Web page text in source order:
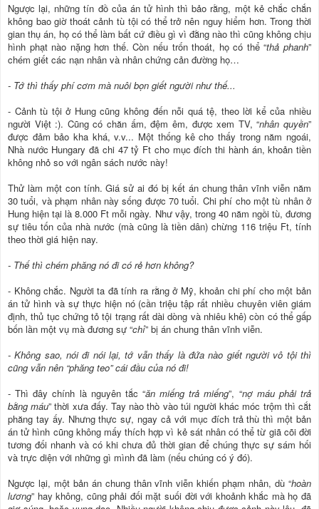
Ngược lại, những tín đồ của án tử hình thì bảo rằng, một kẻ chắc chắn
không bao giờ thoát cảnh tù tội có thể trở nên nguy hiểm hơn. Trong thời
gian thụ án, họ có thể làm bất cứ điều gì vì đằng nào thì cũng không chịu
hình phạt nào nặng hơn thế. Còn nếu trốn thoát, họ có thể “thả phanh”
chém giết các nạn nhân và nhân chứng cản đường họ…
- Tớ thì thấy phí cơm mà nuôi bọn giết người như thế...
- Cảnh tù tội ở Hung cũng không đến nỗi quá tệ, theo lời kể của nhiều
người Việt :). Cũng có chăn ấm, đệm êm, được xem TV, “nhân quyền”
được đảm bảo kha khá, v.v... Một thống kê cho thấy trong năm ngoái,
Nhà nước Hungary đã chi 47 tỷ Ft cho mục đích thi hành án, khoản tiền
không nhỏ so với ngân sách nước này!
Thử làm một con tính. Giá sử ai đó bị kết án chung thân vĩnh viễn năm
30 tuổi, và phạm nhân này sống được 70 tuổi. Chi phí cho một tù nhân ở
Hung hiện tại là 8.000 Ft mỗi ngày. Như vậy, trong 40 năm ngồi tù, đương
sự tiêu tốn của nhà nước (mà cũng là tiền dân) chừng 116 triệu Ft, tính
theo thời giá hiện nay.
- Thế thì chém phăng nó đi có rẻ hơn không?
- Không chắc. Người ta đã tính ra rằng ở Mỹ, khoản chi phí cho một bản
án tử hình và sự thực hiện nó (cần triệu tập rất nhiều chuyên viên giám
định, thủ tục chứng tỏ tội trạng rất dài dòng và nhiêu khê) còn có thể gấp
bốn lần một vụ mà đương sự “chỉ” bị án chung thân vĩnh viễn.
- Không sao, nói đi nói lại, tớ vẫn thấy là đứa nào giết người vô tội thì
cũng vẫn nên “phăng teo” cái đầu của nó đi!
- Thì đây chính là nguyên tắc “ăn miếng trả miếng”, “nợ máu phải trả
bằng máu” thời xưa đấy. Tay nào thò vào túi người khác móc trộm thì cắt
phăng tay ấy. Nhưng thực sự, ngay cả với mục đích trả thù thì một bản
án tử hình cũng không mấy thích hợp vì kẻ sát nhân có thể từ giã cõi đời
tương đối nhanh và có khi chưa đủ thời gian để chúng thực sự sám hối
và trực diện với những gì mình đã làm (nếu chúng có ý đó).
Ngược lại, một bản án chung thân vĩnh viễn khiến phạm nhân, dù “hoàn
lương” hay không, cũng phải đối mặt suối đời với khoảnh khắc mà họ đã